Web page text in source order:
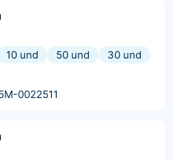
10 und 50 und
30 und
0022511